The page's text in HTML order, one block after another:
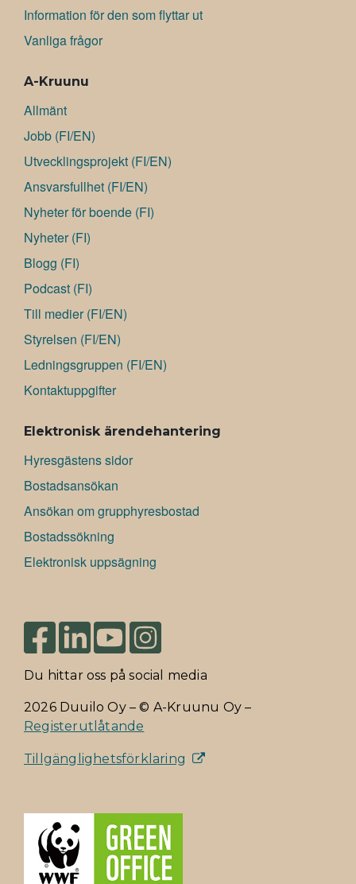
Information för den som flyttar ut
Vanliga frågor
A-Kruunu
Allmänt
Jobb (FI/EN)
Utvecklingsprojekt (FI/EN)
Ansvarsfullhet (FI/EN)
Nyheter för boende (FI)
Nyheter (FI)
Blogg (FI)
Podcast (FI)
Till medier (FI/EN)
Styrelsen (FI/EN)
Ledningsgruppen (FI/EN)
Kontaktuppgifter
Elektronisk ärendehantering
Hyresgästens sidor
Bostadsansökan
Ansökan om grupphyresbostad
Bostadssökning
Elektronisk uppsägning
Du hittar oss på social media
2026 Duuilo Oy – © A-Kruunu Oy –
Registerutlåtande
Tillgänglighetsförklaring